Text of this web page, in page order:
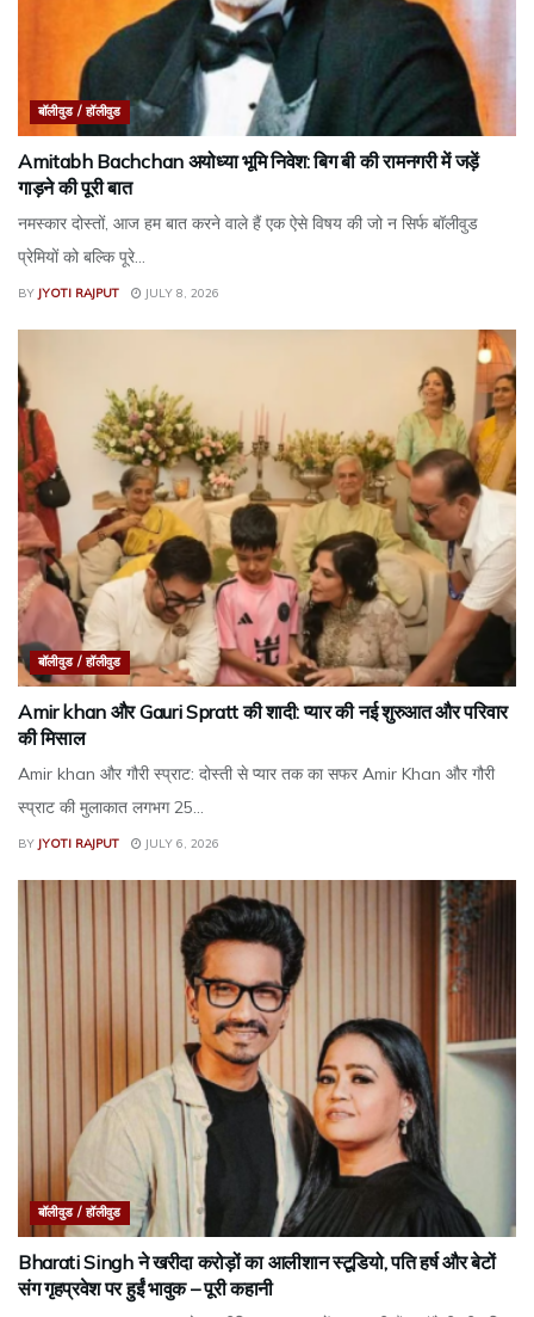
बॉलीवुड / हॉलीवुड
Amitabh Bachchan अयोध्या भूमि निवेश: बिग बी की रामनगरी में जड़ें
गाड़ने की पूरी बात
नमस्कार दोस्तों, आज हम बात करने वाले हैं एक ऐसे विषय की जो न सिर्फ बॉलीवुड
प्रेमियों को बल्कि पूरे...
BY JYOTI RAJPUT JULY 8, 2026
बॉलीवुड / हॉलीवुड
Amir khan और Gauri Spratt की शादी: प्यार की नई शुरुआत और परिवार
की मिसाल
Amir khan और गौरी स्प्राट: दोस्ती से प्यार तक का सफर Amir Khan और गौरी
स्प्राट की मुलाकात लगभग 25...
BY JYOTI RAJPUT JULY 6, 2026
बॉलीवुड / हॉलीवुड
Bharati Singh ने खरीदा करोड़ों का आलीशान स्टूडियो, पति हर्ष और बेटों
संग गृहप्रवेश पर हुईं भावुक – पूरी कहानी